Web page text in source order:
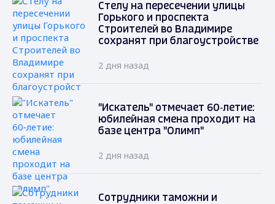
Стелу на пересечении улицы
Горького и проспекта
Строителей во Владимире
сохранят при благоустройстве
2 дня назад
"Искатель" отмечает 60‑летие:
юбилейная смена проходит на
базе центра "Олимп"
2 дня назад
Сотрудники таможни и